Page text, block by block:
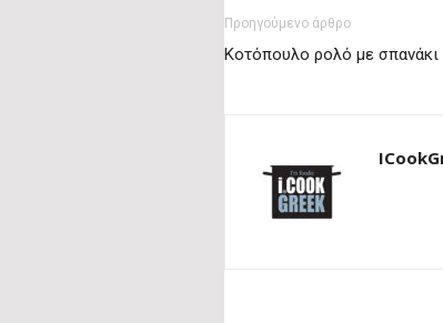
Προηγούμενο άρθρο
Κοτόπουλο ρολό με σπανάκι